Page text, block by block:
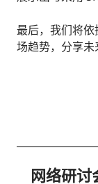
最后，我们将
场趋势，分享未
网络研讨